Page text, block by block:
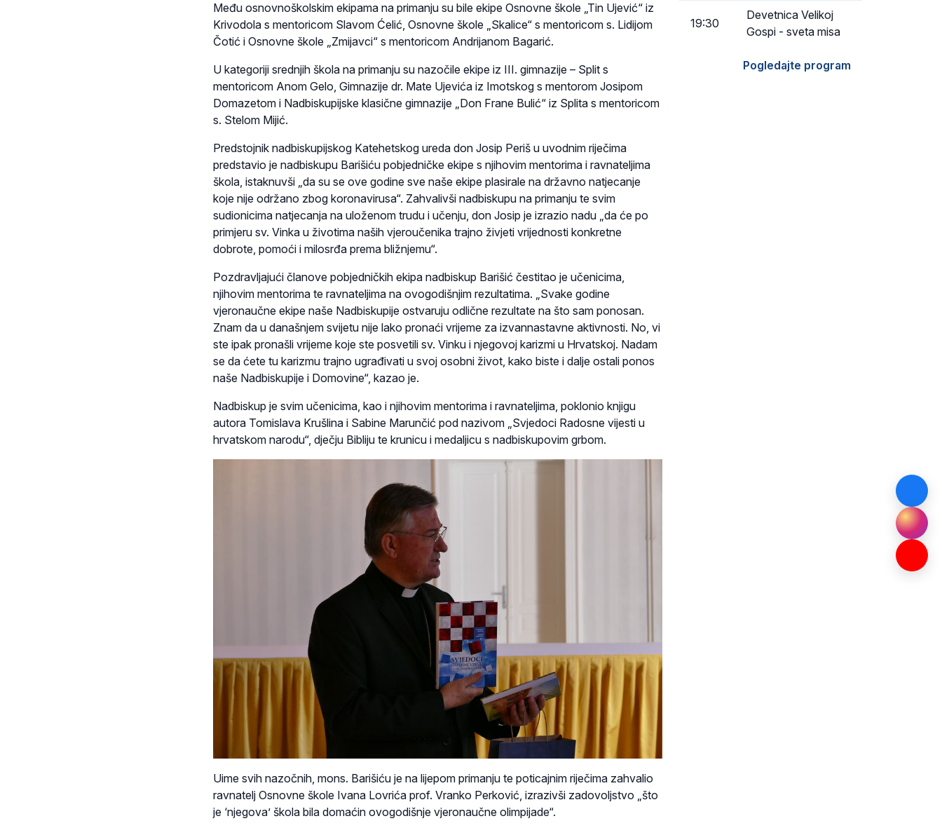
Među osnovnoškolskim ekipama na primanju su bile ekipe Osnovne škole „Tin Ujević“ iz
Krivodola s mentoricom Slavom Ćelić, Osnovne škole „Skalice“ s mentoricom s. Lidijom
Čotić i Osnovne škole „Zmijavci“ s mentoricom Andrijanom Bagarić.
U kategoriji srednjih škola na primanju su nazočile ekipe iz III. gimnazije – Split s
mentoricom Anom Gelo, Gimnazije dr. Mate Ujevića iz Imotskog s mentorom Josipom
Domazetom i Nadbiskupijske klasične gimnazije „Don Frane Bulić“ iz Splita s mentoricom
s. Stelom Mijić.
Predstojnik nadbiskupijskog Katehetskog ureda don Josip Periš u uvodnim riječima
predstavio je nadbiskupu Barišiću pobjedničke ekipe s njihovim mentorima i ravnateljima
škola, istaknuvši „da su se ove godine sve naše ekipe plasirale na državno natjecanje
koje nije održano zbog koronavirusa“. Zahvalivši nadbiskupu na primanju te svim
sudionicima natjecanja na uloženom trudu i učenju, don Josip je izrazio nadu „da će po
primjeru sv. Vinka u životima naših vjeroučenika trajno živjeti vrijednosti konkretne
dobrote, pomoći i milosrđa prema bližnjemu“.
Pozdravljajući članove pobjedničkih ekipa nadbiskup Barišić čestitao je učenicima,
njihovim mentorima te ravnateljima na ovogodišnjim rezultatima. „Svake godine
vjeronaučne ekipe naše Nadbiskupije ostvaruju odlične rezultate na što sam ponosan.
Znam da u današnjem svijetu nije lako pronaći vrijeme za izvannastavne aktivnosti. No, vi
ste ipak pronašli vrijeme koje ste posvetili sv. Vinku i njegovoj karizmi u Hrvatskoj. Nadam
se da ćete tu karizmu trajno ugrađivati u svoj osobni život, kako biste i dalje ostali ponos
naše Nadbiskupije i Domovine“, kazao je.
Nadbiskup je svim učenicima, kao i njihovim mentorima i ravnateljima, poklonio knjigu
autora Tomislava Krušlina i Sabine Marunčić pod nazivom „Svjedoci Radosne vijesti u
hrvatskom narodu“, dječju Bibliju te krunicu i medaljicu s nadbiskupovim grbom.
Uime svih nazočnih, mons. Barišiću je na lijepom primanju te poticajnim riječima zahvalio
ravnatelj Osnovne škole Ivana Lovrića prof. Vranko Perković, izrazivši zadovoljstvo „što
je ‘njegova’ škola bila domaćin ovogodišnje vjeronaučne olimpijade“.
19:30
Devetnica Velikoj
Gospi - sveta misa
Pogledajte program